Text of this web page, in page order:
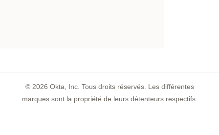
© 2026 Okta, Inc. Tous droits réservés. Les différentes
marques sont la propriété de leurs détenteurs respectifs.